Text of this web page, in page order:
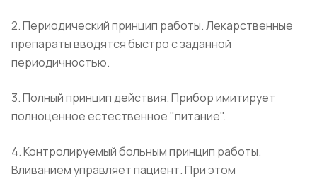
2. Периодический принцип работы. Лекарственные
препараты вводятся быстро с заданной
периодичностью.
3. Полный принцип действия. Прибор имитирует
полноценное естественное "питание".
4. Контролируемый больным принцип работы.
Вливанием управляет пациент. При этом